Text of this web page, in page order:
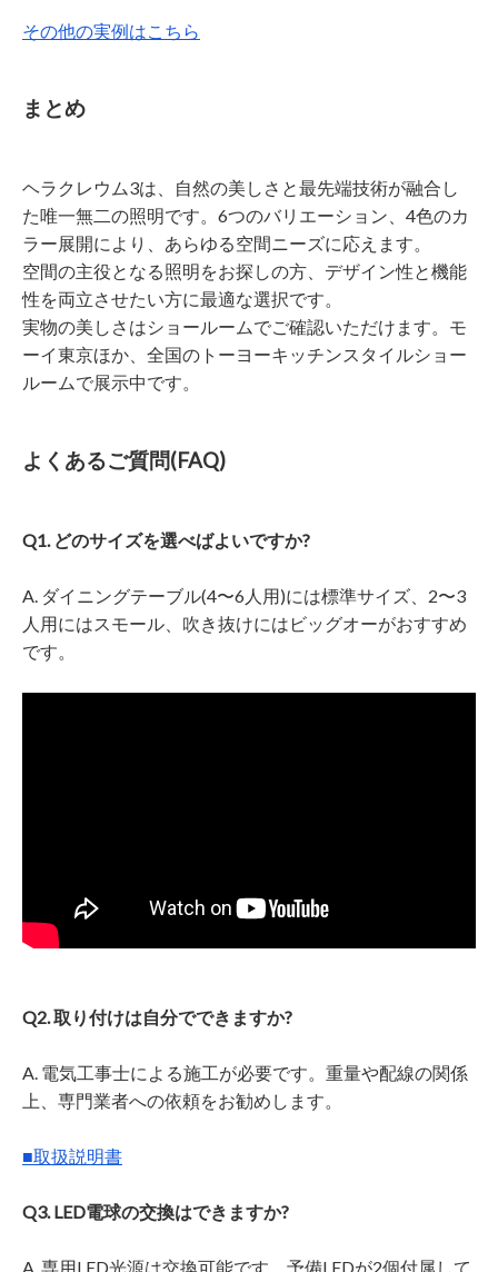
その他の実例はこちら
まとめ
ヘラクレウム3は、自然の美しさと最先端技術が融合し
た唯一無二の照明です。6つのバリエーション、4色のカ
ラー展開により、あらゆる空間ニーズに応えます。
空間の主役となる照明をお探しの方、デザイン性と機能
性を両立させたい方に最適な選択です。
実物の美しさはショールームでご確認いただけます。モ
ーイ東京ほか、全国のトーヨーキッチンスタイルショー
ルームで展示中です。
よくあるご質問(FAQ)
Q1. どのサイズを選べばよいですか?
A. ダイニングテーブル(4〜6人用)には標準サイズ、2〜3
人用にはスモール、吹き抜けにはビッグオーがおすすめ
です。
Q2. 取り付けは自分でできますか?
A. 電気工事士による施工が必要です。重量や配線の関係
上、専門業者への依頼をお勧めします。
■取扱説明書
Q3. LED電球の交換はできますか?
A. 専用LED光源は交換可能です。予備LEDが2個付属して